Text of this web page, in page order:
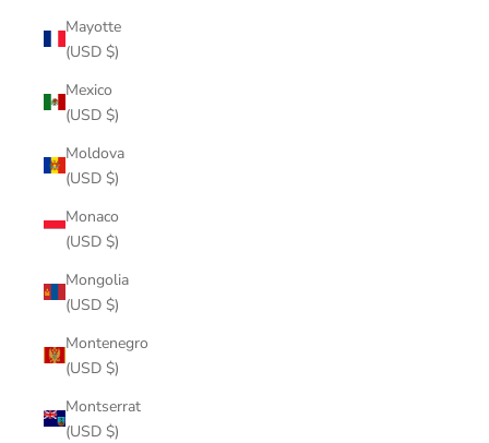
Mayotte
(USD $)
Mexico
(USD $)
Moldova
(USD $)
Monaco
(USD $)
Mongolia
(USD $)
Montenegro
(USD $)
Montserrat
(USD $)